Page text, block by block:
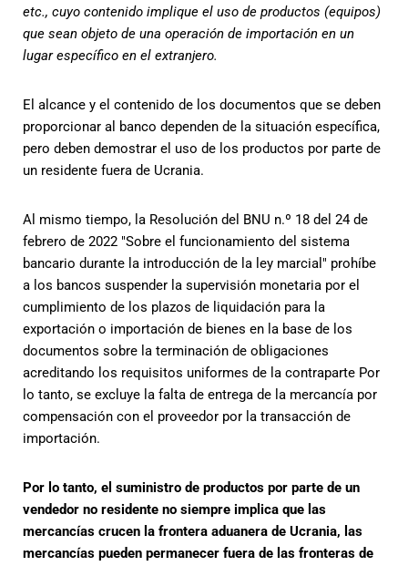
etc., cuyo contenido implique el uso de productos (equipos)
que sean objeto de una operación de importación en un
lugar específico en el extranjero.
El alcance y el contenido de los documentos que se deben
proporcionar al banco dependen de la situación específica,
pero deben demostrar el uso de los productos por parte de
un residente fuera de Ucrania.
Al mismo tiempo, la Resolución del BNU n.º 18 del 24 de
febrero de 2022 "Sobre el funcionamiento del sistema
bancario durante la introducción de la ley marcial" prohíbe
a los bancos suspender la supervisión monetaria por el
cumplimiento de los plazos de liquidación para la
exportación o importación de bienes en la base de los
documentos sobre la terminación de obligaciones
acreditando los requisitos uniformes de la contraparte Por
lo tanto, se excluye la falta de entrega de la mercancía por
compensación con el proveedor por la transacción de
importación.
Por lo tanto, el suministro de productos por parte de un
vendedor no residente no siempre implica que las
mercancías crucen la frontera aduanera de Ucrania, las
mercancías pueden permanecer fuera de las fronteras de